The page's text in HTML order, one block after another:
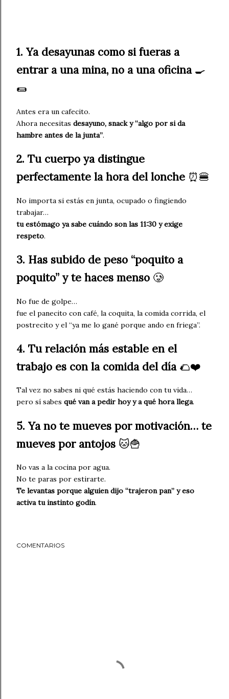
1. Ya desayunas como si fueras a
entrar a una mina, no a una oficina🍳
🌯
Antes era un cafecito.
Ahora necesitas desayuno, snack y “algo por si da
hambre antes de la junta”.
2. Tu cuerpo ya distingue
perfectamente la hora del lonche ⏰🍔
No importa si estás en junta, ocupado o fingiendo
trabajar…
tu estómago ya sabe cuándo son las 11:30 y exige
respeto.
3. Has subido de peso “poquito a
poquito” y te haces menso 🥲
No fue de golpe…
fue el panecito con café, la coquita, la comida corrida, el
postrecito y el “ya me lo gané porque ando en friega”.
4. Tu relación más estable en el
trabajo es con la comida del día🌮❤️
Tal vez no sabes ni qué estás haciendo con tu vida…
pero sí sabes qué van a pedir hoy y a qué hora llega.
5. Ya no te mueves por motivación… te
mueves por antojos 🐱🍟
No vas a la cocina por agua.
No te paras por estirarte.
Te levantas porque alguien dijo “trajeron pan” y eso
activa tu instinto godín.
COMENTARIOS